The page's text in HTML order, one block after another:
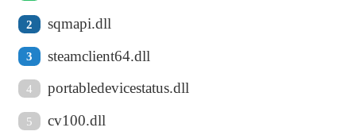
2 sqmapi.dll
3 steamclient64.dll
4 portabledevicestatus.dll
5 cv100.dll